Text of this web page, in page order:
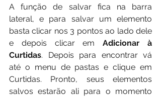
A função de salvar fica na barra
lateral, e para salvar um elemento
basta clicar nos 3 pontos ao lado dele
e depois clicar em Adicionar à
Curtidas. Depois para encontrar vá
até o menu de pastas e clique em
Curtidas. Pronto, seus elementos
salvos estarão ali para o momento